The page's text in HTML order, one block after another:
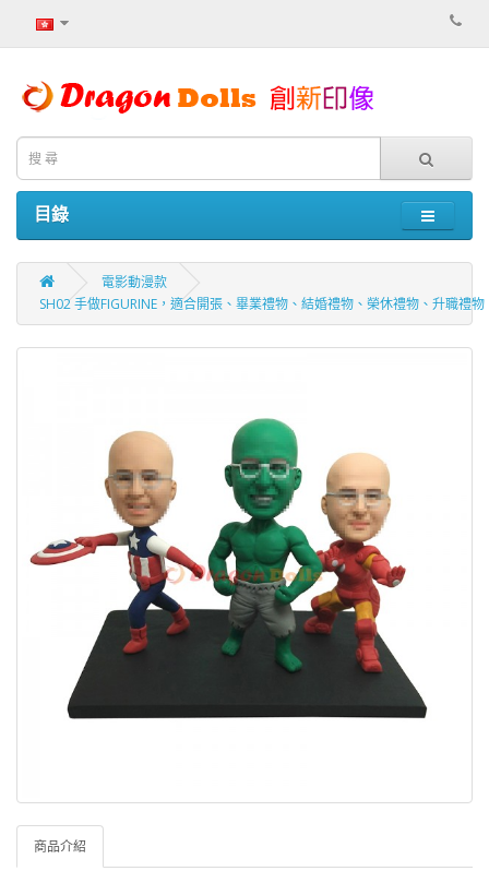
目錄
電影動漫款
SH02 手做FIGURINE，適合開張、畢業禮物、結婚禮物、榮休禮物、升職禮
商品介紹